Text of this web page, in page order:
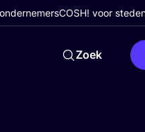
COSH! voor
Zoek